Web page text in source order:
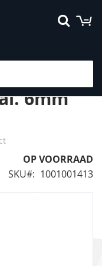
6mm
OP VOORRAAD
SKU
1001001413